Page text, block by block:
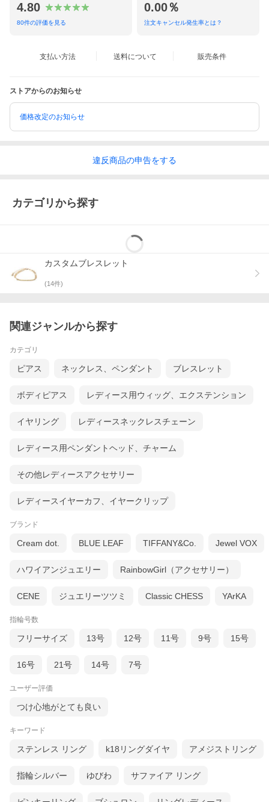
4.80
80件の評価を見る
0.00％
注文キャンセル発生率とは？
支払い方法 送料について 販売条件
ストアからのお知らせ
価格改定のお知らせ
違反商品の申告をする
カテゴリから探す
カスタムブレスレット
(14件)
関連ジャンルから探す
カテゴリ
ピアス ネックレス、ペンダント ブレスレット
ボディピアス レディース用ウィッグ、エクステンション
イヤリング レディースネックレスチェーン
レディース用ペンダントヘッド、チャーム
その他レディースアクセサリー
レディースイヤーカフ、イヤークリップ
ブランド
Cream dot. BLUE LEAF TIFFANY&Co. Jewel VOX
ハワイアンジュエリー RainbowGirl（アクセサリー）
CENE ジュエリーツツミ Classic CHESS YArKA
指輪号数
フリーサイズ 13号 12号 11号 9号 15号
16号 21号 14号 7号
ユーザー評価
つけ心地がとても良い
キーワード
ステンレス リング k18リングダイヤ アメジストリング
指輪シルバー ゆびわ サファイア リング